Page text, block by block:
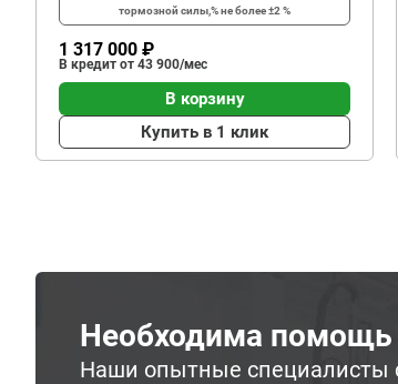
тормозной силы,%не более ±2 %
1 317 000 ₽
В кредит от 43 900/мес
В корзину
Купить в 1 клик
Необходима помощь
Наши опытные специалисты